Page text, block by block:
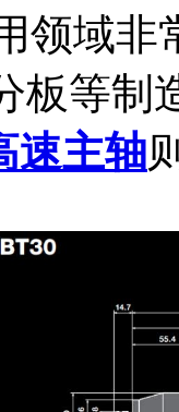
领域
板等制
速主轴